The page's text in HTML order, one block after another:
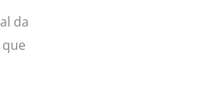
da